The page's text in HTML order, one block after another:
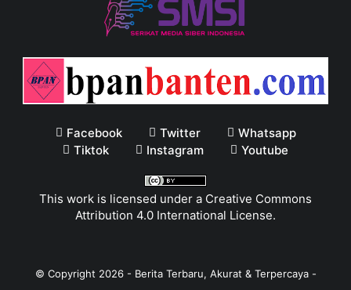
Facebook Twitter
Whatsapp
Tiktok
Instagram Youtube
This work is licensed under a Creative Commons
Attribution 4.0 International License.
© Copyright 2026- Berita Terbaru, Akurat & Terpercaya -